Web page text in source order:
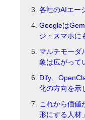
各社のAIエー
Googleは
ジ・スマホに
マルチモーダ
象は広がって
Dify、
化の方向を示
これから価値
形にする人材」